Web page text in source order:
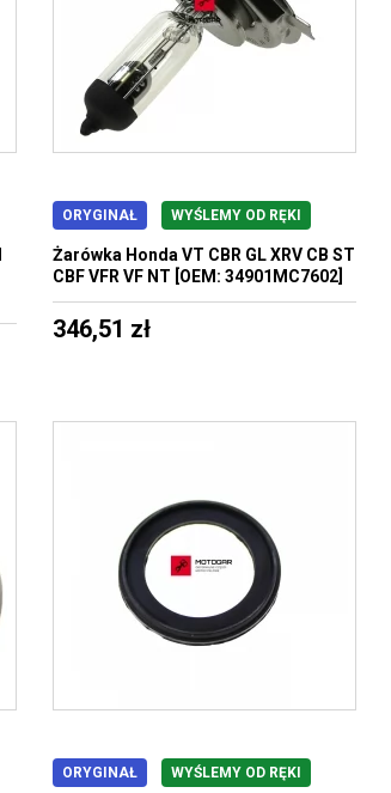
ORYGINAŁ WYŚLEMY OD RĘKI
Żarówka Honda VT CBR GL XRV CB ST
CBF VFR VF NT [OEM: 34901MC7602]
346,51 zł
ORYGINAŁ WYŚLEMY OD RĘKI